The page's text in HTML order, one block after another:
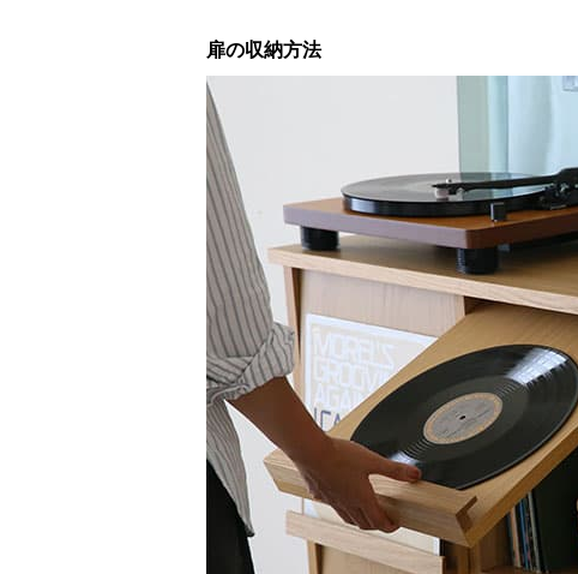
扉の収納方法